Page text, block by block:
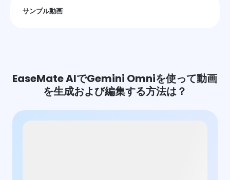
サンプル動画
EaseMate AIでGemini Omniを使って動画
を生成および編集する方法は？